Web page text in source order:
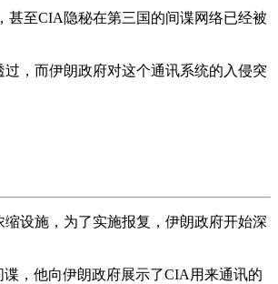
甚至CIA隐秘在第三国的间谍网络已经被
，而伊朗政府对这个通讯系统的入侵突
设施，为了实施报复，伊朗政府开始深
，他向伊朗政府展示了CIA用来通讯的